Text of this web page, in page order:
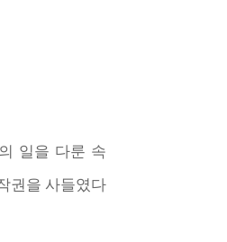
일을 다룬 속
권을 사들였다